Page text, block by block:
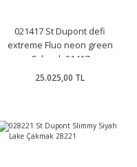
021417 St Dupont defi
extreme Fluo neon green
Çakmak 21417
25.025,00 TL